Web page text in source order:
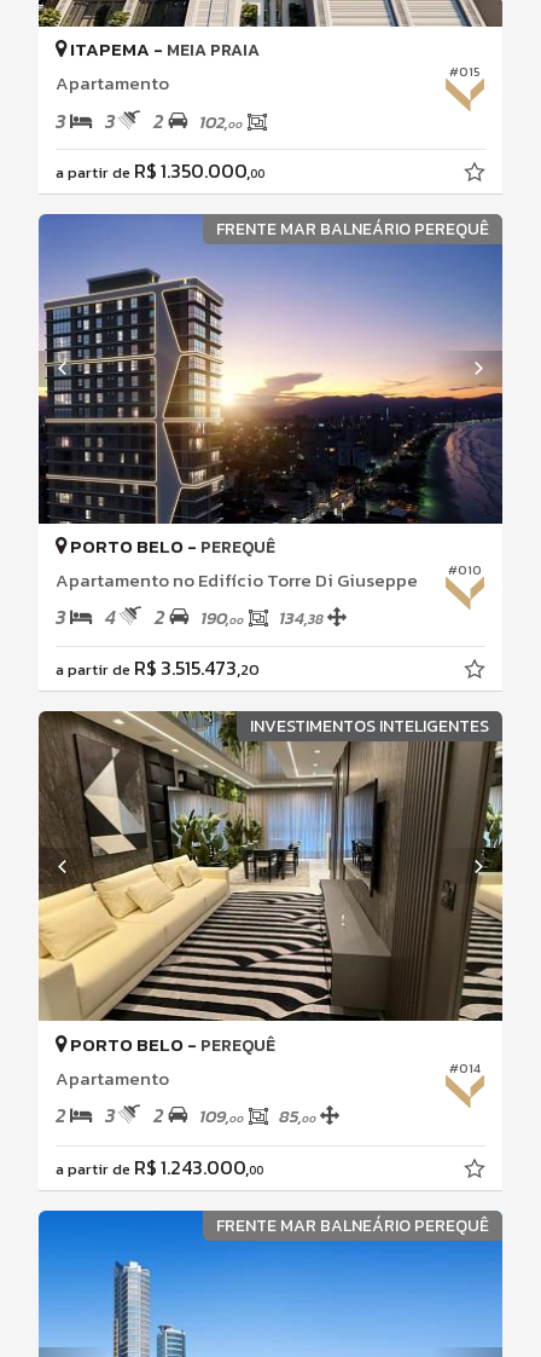
#015
ITAPEMA - MEIA PRAIA
Apartamento
3 3 2 102,00
a partir de R$ 1.350.000,00
FRENTE MAR BALNEÁRIO PEREQUÊ
#010
PORTO BELO - PEREQUÊ
Apartamento no Edifício Torre Di Giuseppe
3 4 2 190,00 134,38
a partir de R$ 3.515.473,20
INVESTIMENTOS INTELIGENTES
#014
PORTO BELO - PEREQUÊ
Apartamento
2 3 2 109,00 85,00
a partir de R$ 1.243.000,00
FRENTE MAR BALNEÁRIO PEREQUÊ